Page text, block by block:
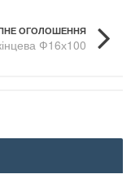
ОГОЛОШЕННЯ
Ф16х100